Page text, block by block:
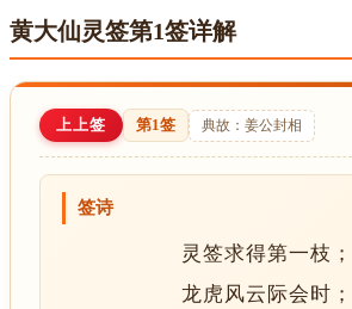
黄大仙灵签第1签详解
上上签 第1签 典故：姜公封相
签诗
灵签求得第一枝；
龙虎风云际会时；